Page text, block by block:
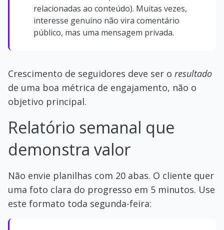
relacionadas ao conteúdo). Muitas vezes,
interesse genuíno não vira comentário
público, mas uma mensagem privada.
Crescimento de seguidores deve ser o resultado
de uma boa métrica de engajamento, não o
objetivo principal.
Relatório semanal que
demonstra valor
Não envie planilhas com 20 abas. O cliente quer
uma foto clara do progresso em 5 minutos. Use
este formato toda segunda-feira: